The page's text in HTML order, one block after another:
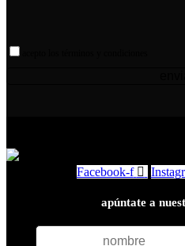
Facebook-f
apúntate a